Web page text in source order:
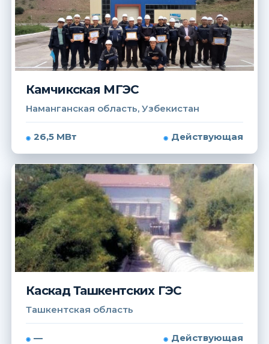
Камчикская МГЭС
Наманганская область, Узбекистан
26,5 МВт Действующая
Каскад Ташкентских ГЭС
Ташкентская область
— Действующая